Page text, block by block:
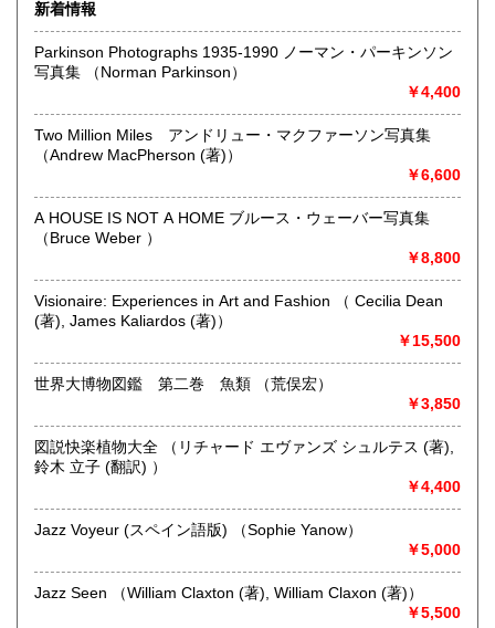
最寄駅：東急東横線
営業時間：-
定休日：-
-
美術工芸、趣味、外国書、サブカルチャー、古書一般（その
他）
新着情報
Parkinson Photographs 1935-1990 ノーマン・パーキンソン
写真集 （Norman Parkinson）
￥4,400
Two Million Miles アンドリュー・マクファーソン写真集
（Andrew MacPherson (著)）
￥6,600
A HOUSE IS NOT A HOME ブルース・ウェーバー写真集
（Bruce Weber ）
￥8,800
Visionaire: Experiences in Art and Fashion （ Cecilia Dean
(著), James Kaliardos (著)）
￥15,500
世界大博物図鑑 第二巻 魚類 （荒俣宏）
￥3,850
図説快楽植物大全 （リチャード エヴァンズ シュルテス (著),
鈴木 立子 (翻訳) ）
￥4,400
Jazz Voyeur (スペイン語版) （Sophie Yanow）
￥5,000
Jazz Seen （William Claxton (著), William Claxon (著)）
￥5,500